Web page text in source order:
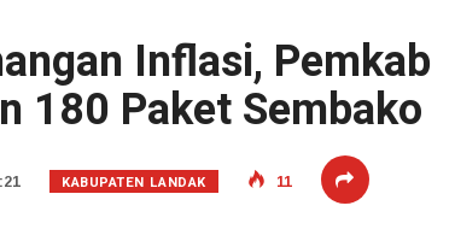
Inflasi, Pemkab
180 Paket Sembako
KABUPATEN LANDAK 11